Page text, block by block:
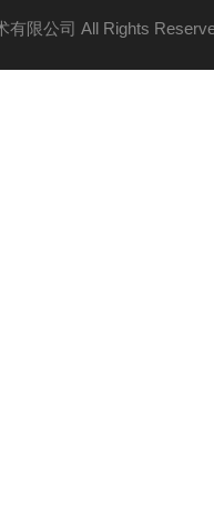
有限公司 All Rights